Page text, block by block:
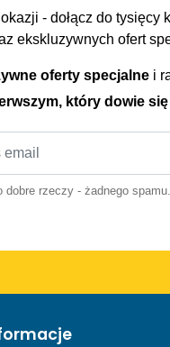
- dołącz do tysięcy
ekskluzywnych ofert
oferty specjalne i
który dowie się
dobre rzeczy - żadnego